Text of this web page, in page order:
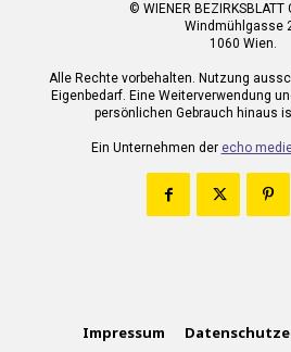
© WIENER BEZIRKSBLATT
Windmühlgasse
1060 Wien.
Alle Rechte vorbehalten. Nutzung
Eigenbedarf. Eine Weiterverwendung
persönlichen Gebrauch hinaus
Ein Unternehmen der echo
Impressum